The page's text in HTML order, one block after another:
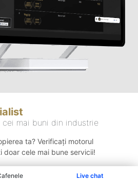
Live chat
cei mai buni din industrie
ta? Verificați motorul
doar cele mai bune servicii!